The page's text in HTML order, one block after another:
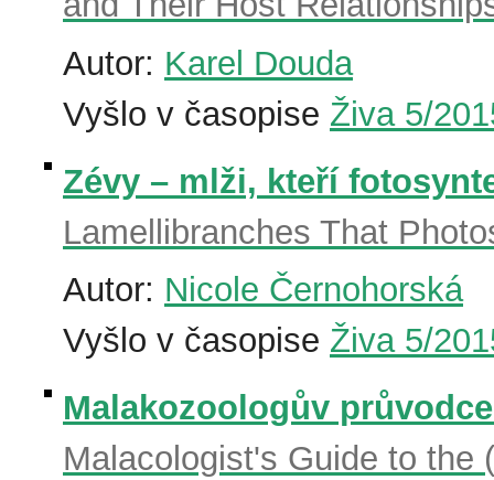
Autor: Karel Douda
Vyšlo v časopise Živa 5/
Zévy – mlži, kteří
Lamellibranches That
Autor: Nicole Černohorská
Vyšlo v časopise Živa 5/
Malakozoologův
Malacologist's Guide to the